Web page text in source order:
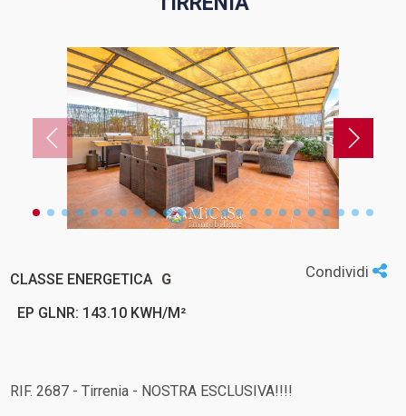
CLASSE ENERGETICA G
EP GLNR: 143.10 KWH/M²
Condividi
RIF. 2687 - Tirrenia - NOSTRA ESCLUSIVA!!!!